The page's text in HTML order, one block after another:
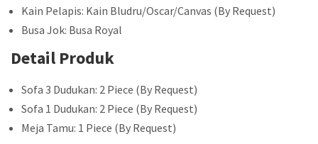
Kain Pelapis: Kain Bludru/Oscar/Canvas (By Request)
Busa Jok: Busa Royal
Detail Produk
Sofa 3 Dudukan: 2 Piece (By Request)
Sofa 1 Dudukan: 2 Piece (By Request)
Meja Tamu: 1 Piece (By Request)